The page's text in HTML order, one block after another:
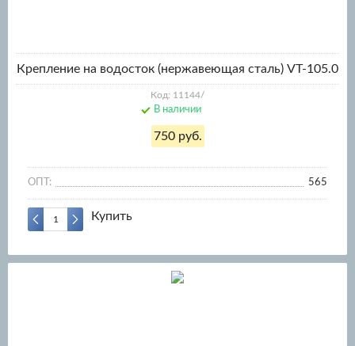
Крепление на водосток (нержавеющая сталь) VT-105.0
Код: 11144/
В наличии
750 руб.
ОПТ: 565
Купить